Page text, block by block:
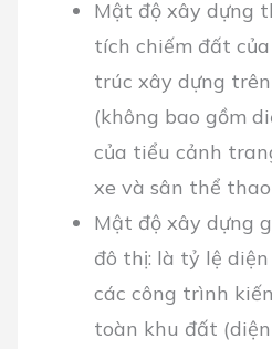
Mật độ xây dựng
tích chiếm đất
trúc xây dựng
(không bao gồm
của tiểu cảnh
xe và sân thể
Mật độ xây dựng
đô thị: là tỷ lệ
các công trình
toàn khu đất